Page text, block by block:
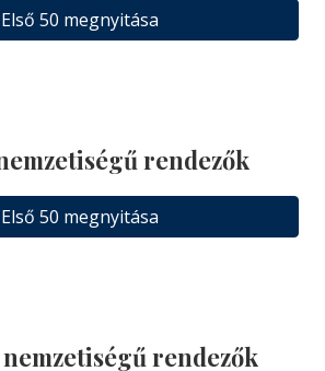
Első 50 megnyitása
rendezők
Első 50 megnyitása
rendezők